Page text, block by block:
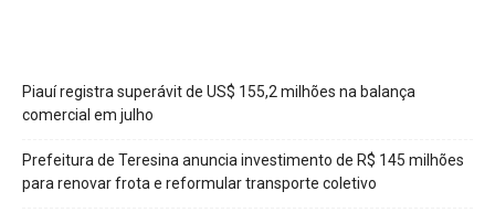
Piauí registra superávit de US$ 155,2 milhões na balança
comercial em julho
Prefeitura de Teresina anuncia investimento de R$ 145 milhões
para renovar frota e reformular transporte coletivo